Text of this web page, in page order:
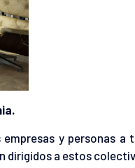
y personas a
dirigidos a estos